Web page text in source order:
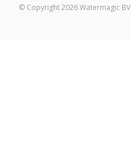
© Copyright 2026 Watermagic BV